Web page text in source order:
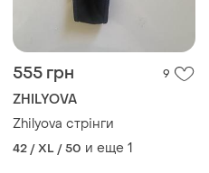
555 грн 9
ZHILYOVA
Zhilyova cтрінги
42 / XL / 50 и еще 1